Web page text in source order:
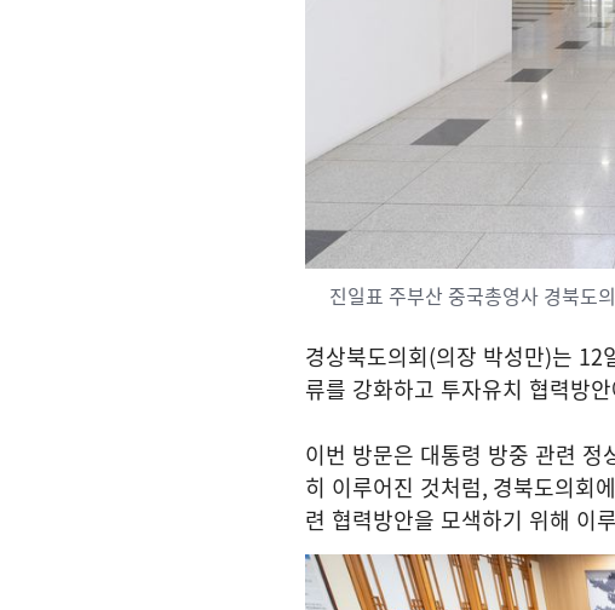
진일표 주부산 중국총영사 경북도
경상북도의회(의장 박성만)는 12
류를 강화하고 투자유치 협력방
이번 방문은 대통령 방중 관련
히 이루어진 것처럼, 경북도의회
련 협력방안을 모색하기 위해 이